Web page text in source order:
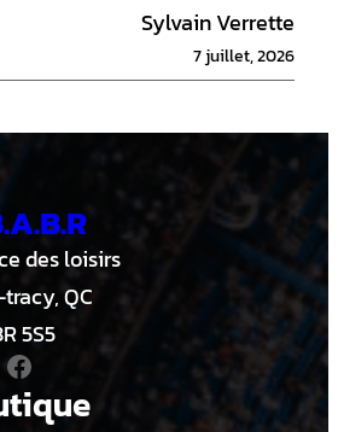
Sylvain Verrette
7 juillet, 2026
des loisirs
QC
5S5
Facebook